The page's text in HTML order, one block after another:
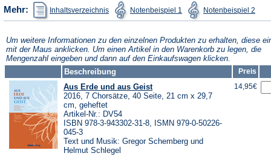
Mehr: Inhaltsverzeichnis
(Öffnet
in
einem
Tab)
Notenbeispiel 1
(Öffnet
in
einem
Tab)
Notenbeispiel 2in
Tab)
Um weitere Informationen zu den einzelnen Produkten zu erhalten, diese
mit der Maus anklicken. Um einen Artikel in den Warenkorb zu legen, die
Mengenzahl eingeben und dann auf den Einkaufswagen klicken.
Beschreibung
Preis
Aus Erde und aus Geist
2016, 7 Chorsätze, 40 Seite, 21 cm x 29,7
cm, geheftet
Artikel-Nr.: DV54
ISBN 978-3-943302-31-8, ISMN 979-0-50226-
045-3
Text und Musik: Gregor Schemberg und
Helmut Schlegel
14,95€